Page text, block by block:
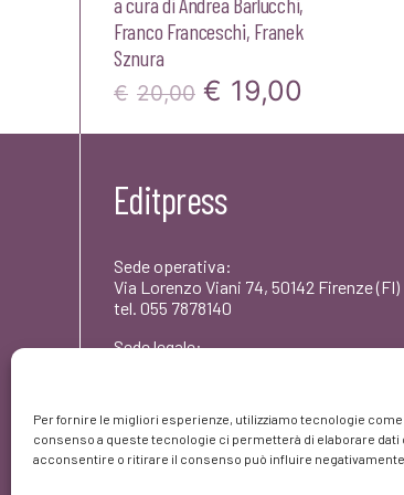
Per fornire le migliori esperienze, utilizziamo tecnologie
consenso a queste tecnologie ci permetterà di elaborare
acconsentire o ritirare il consenso può influire
Franco Franceschi, Franek
Sznura
€ 20,00 Il
prezzo
era:
€20,00.
€ 19,00
prezzo
Editpress
Sede operativa:
Via Lorenzo Viani 74, 50142 Firenze (FI)
tel. 055 7878140
Sede legale:
Partita IVA: 06261420480
© editpress 2023